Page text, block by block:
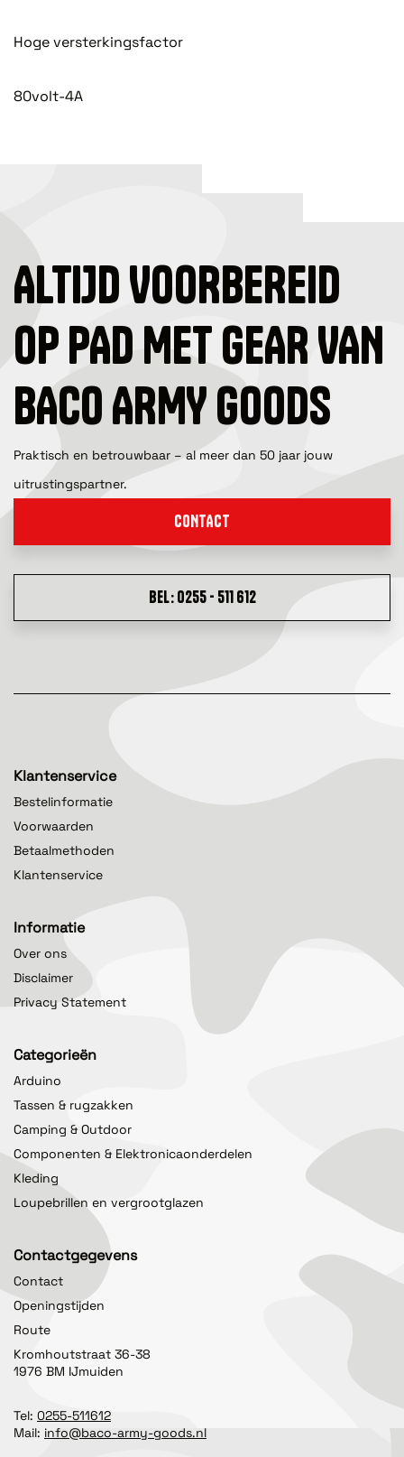
Hoge versterkingsfactor
80volt-4A
ALTIJD VOORBEREID
OP PAD MET GEAR VAN
BACO ARMY GOODS
Praktisch en betrouwbaar – al meer dan 50 jaar jouw
uitrustingspartner.
CONTACT
BEL: 0255 - 511 612
Klantenservice
Bestelinformatie
Voorwaarden
Betaalmethoden
Klantenservice
Informatie
Over ons
Disclaimer
Privacy Statement
Categorieën
Arduino
Tassen & rugzakken
Camping & Outdoor
Componenten & Elektronicaonderdelen
Kleding
Loupebrillen en vergrootglazen
Contactgegevens
Contact
Openingstijden
Route
Kromhoutstraat 36-38
1976 BM IJmuiden
Tel: 0255-511612
Mail: info@baco-army-goods.nl